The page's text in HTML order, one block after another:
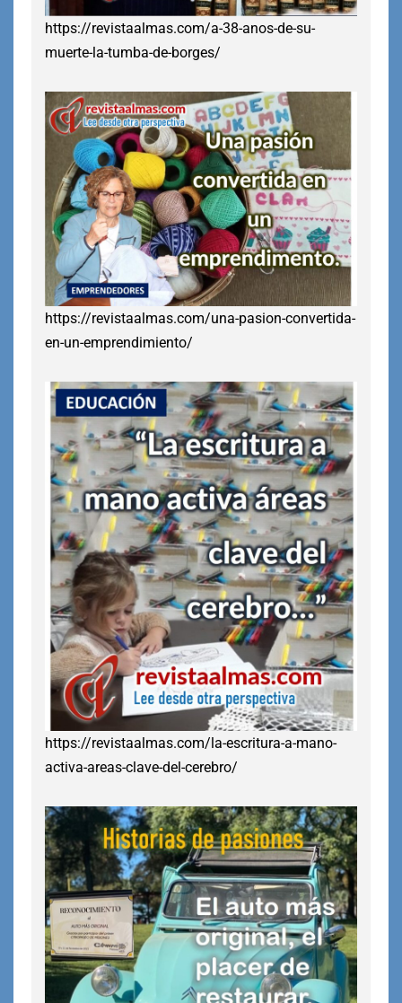
https://revistaalmas.com/a-38-anos-de-su-
muerte-la-tumba-de-borges/
https://revistaalmas.com/una-pasion-convertida-
en-un-emprendimiento/
https://revistaalmas.com/la-escritura-a-mano-
activa-areas-clave-del-cerebro/